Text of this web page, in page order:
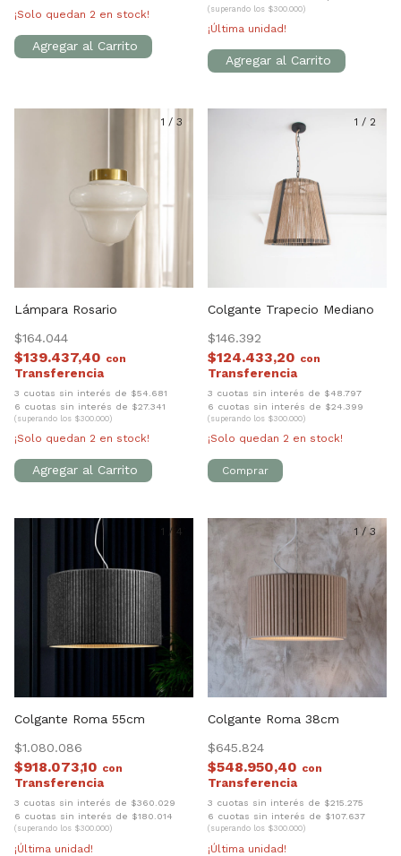
¡Solo quedan 2 en stock! (superando los $300.000)
¡Última unidad!
1 / 3
Lámpara Rosario
$164.044
$139.437,40 con
3 cuotas sin interés de $54.681
6 cuotas sin interés de $27.341
(superando los $300.000)
¡Solo quedan 2 en stock!
1 / 2
Colgante Trapecio Mediano
$146.392
$124.433,20 con
3 cuotas sin interés de $48.797
6 cuotas sin interés de $24.399
(superando los $300.000)
¡Solo quedan 2 en stock!
1 / 4
Colgante Roma 55cm
$1.080.086
$918.073,10 con
3 cuotas sin interés de $360.029
6 cuotas sin interés de $180.014
(superando los $300.000)
¡Última unidad!
1 /3
Colgante Roma 38cm
$645.824
$548.950,40 con
3 cuotas sin interés de $215.275
6 cuotas sin interés de $107.637
(superando los $300.000)
¡Última unidad!